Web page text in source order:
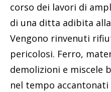
corso dei lavori di
di una ditta adibita
Vengono rinvenuti
pericolosi. Ferro,
demolizioni e miscele
nel tempo accantonati